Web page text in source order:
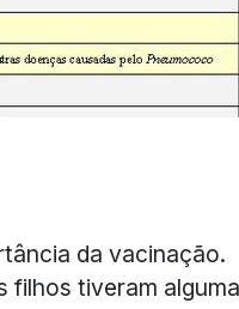
da vacinação.
filhos tiveram